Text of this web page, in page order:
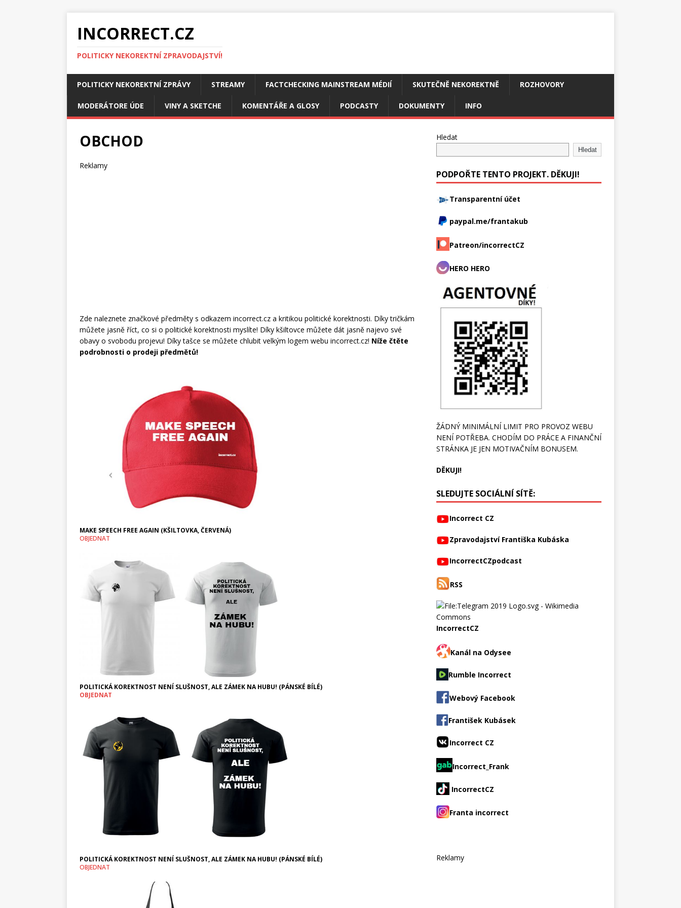
INCORRECT.CZ
POLITICKY NEKOREKTNÍ ZPRAVODAJSTVÍ!
POLITICKY NEKOREKTNÍ ZPRÁVY STREAMY FACTCHECKING MAINSTREAM MÉDIÍ SKUTEČNĚ NEKOREKTNĚ ROZHOVORY
MODERÁTORE ÚDE VINY A SKETCHE KOMENTÁŘE A GLOSY PODCASTY DOKUMENTY INFO
OBCHOD
Reklamy
Zde naleznete značkové předměty s odkazem incorrect.cz a kritikou politické korektnosti. Díky tričkám
můžete jasně říct, co si o politické korektnosti myslíte! Díky kšiltovce můžete dát jasně najevo své
obavy o svobodu projevu! Díky tašce se můžete chlubit velkým logem webu incorrect.cz! Níže čtěte
podrobnosti o prodeji předmětů!
MAKE SPEECH FREE AGAIN (KŠILTOVKA, ČERVENÁ)
OBJEDNAT
POLITICKÁ KOREKTNOST NENÍ SLUŠNOST, ALE ZÁMEK NA HUBU! (PÁNSKÉ BÍLÉ)
OBJEDNAT
POLITICKÁ KOREKTNOST NENÍ SLUŠNOST, ALE ZÁMEK NA HUBU! (PÁNSKÉ BÍLÉ)
OBJEDNAT
Hledat
Hledat
PODPOŘTE TENTO PROJEKT. DĚKUJI!
Transparentní účet
paypal.me/frantakub
Patreon/incorrectCZ
HERO HERO
ŽÁDNÝ MINIMÁLNÍ LIMIT PRO PROVOZ WEBU
NENÍ POTŘEBA. CHODÍM DO PRÁCE A FINANČNÍ
STRÁNKA JE JEN MOTIVAČNÍM BONUSEM.
DĚKUJI!
SLEDUJTE SOCIÁLNÍ SÍTĚ:
Incorrect CZ
Zpravodajství Františka Kubáska
IncorrectCZpodcast
RSS
IncorrectCZ
Kanál na Odysee
Rumble Incorrect
Webový Facebook
František Kubásek
Incorrect CZ
Incorrect_Frank
IncorrectCZ
Franta incorrect
Reklamy